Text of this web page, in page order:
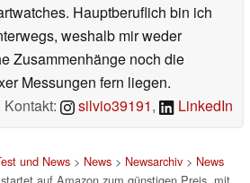
Hauptberuflich bin ich
weshalb mir weder
Zusammenhänge noch die
Messungen fern liegen.
Kontakt:
silvio39191, LinkedIn
und News> News> Newsarchiv> News